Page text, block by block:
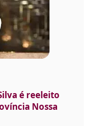
é reeleito
Nossa